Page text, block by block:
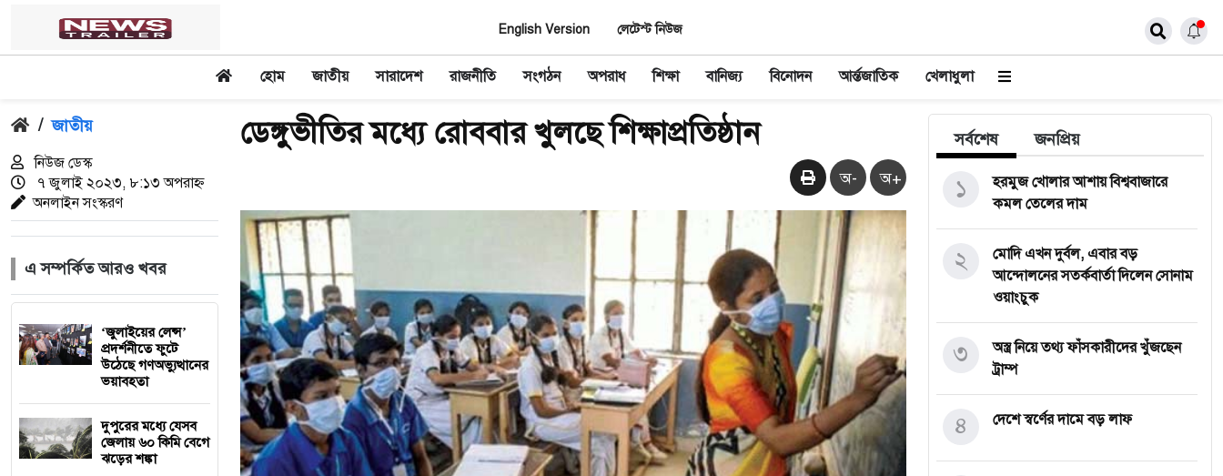
English Version লেটেস্ট নিউজ
হোম জাতীয় সারাদেশ রাজনীতি সংগঠন অপরাধ শিক্ষা বানিজ্য বিনোদন আর্ন্তজাতিক খেলাধুলা
/ জাতীয়
নিউজ ডেস্ক
৭ জুলাই ২০২৩, ৮:১৩ অপরাহ্ন
অনলাইন সংস্করণ
এ সম্পর্কিত আরও খবর
‘জুলাইয়ের লেন্স’
প্রদর্শনীতে ফুটে
উঠেছে গণঅভ্যুত্থানের
ভয়াবহতা
দুপুরের মধ্যে যেসব
জেলায় ৬০ কিমি বেগে
ঝড়ের শঙ্কা
ডেঙ্গুভীতির মধ্যে রোববার খুলছে শিক্ষাপ্রতিষ্ঠান
অ- অ+
সর্বশেষ জনপ্রিয়
হরমুজ খোলার আশায় বিশ্ববাজারে
কমল তেলের দাম
১
মোদি এখন দুর্বল, এবার বড়
আন্দোলনের সতর্কবার্তা দিলেন সোনাম
ওয়াংচুক
২
অস্ত্র নিয়ে তথ্য ফাঁসকারীদের খুঁজছেন
ট্রাম্প
৩
দেশে স্বর্ণের দামে বড় লাফ
৪